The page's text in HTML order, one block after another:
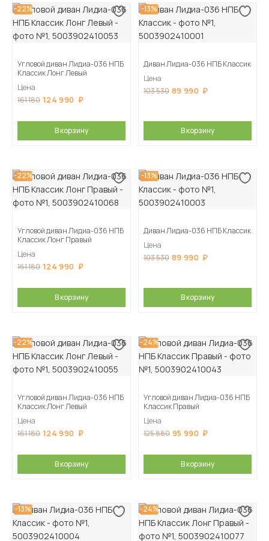
-22%
Угловой диван Лидиа-036 НПБ
Классик Лонг Левый
Цена
161 180 124 990
В корзину
-13%
Диван Лидиа-036 НПБ Классик
Цена
103 530 89 990
В корзину
-22%
Угловой диван Лидиа-036 НПБ
Классик Лонг Правый
Цена
161 180 124 990
В корзину
-13%
Диван Лидиа-036 НПБ Классик
Цена
103 530 89 990
В корзину
-22%
Угловой диван Лидиа-036 НПБ
Классик Лонг Левый
Цена
161 180 124 990
В корзину
-24%
Угловой диван Лидиа-036 НПБ
Классик Правый
Цена
125 880 95 990
В корзину
-13% -24%